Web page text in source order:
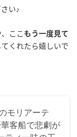
い♪
ここ もう一度見て
くれたら嬉しいで